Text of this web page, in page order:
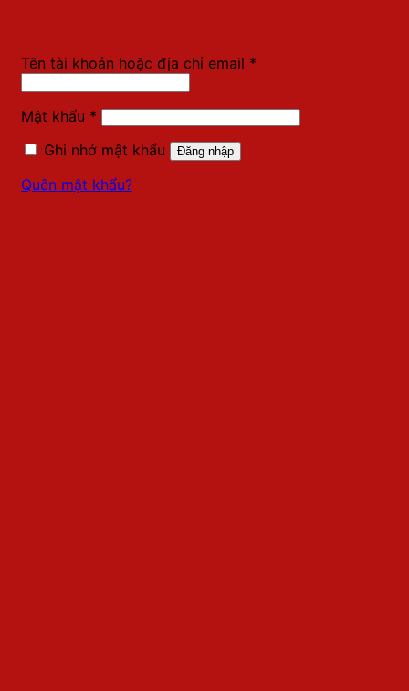
Tên tài khoản hoặc địa chỉ email *
Mật khẩu * Bắt
Ghi nhớ mật khẩu
Đăng nhập
Quên mật khẩu?